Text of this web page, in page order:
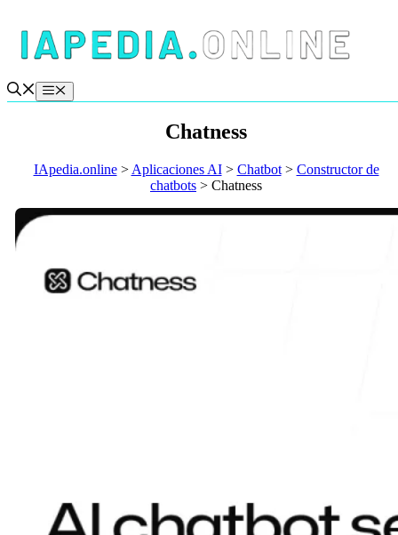
contenido
Menú
Chatness
IApedia.online> Aplicaciones AI> Chatbot> Constructor de
chatbots > Chatness